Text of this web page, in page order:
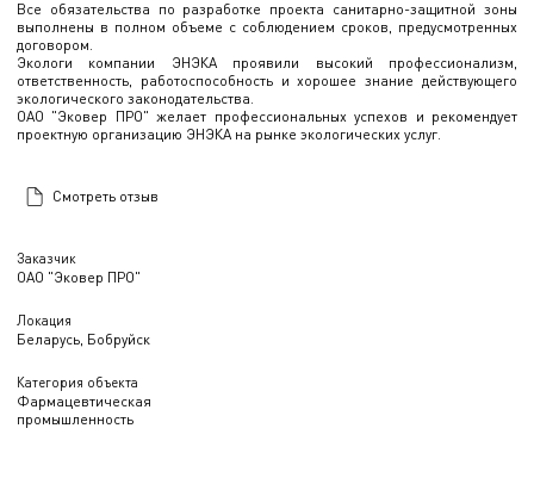
Заказчик
ОАО "Эковер ПРО"
Локация
Беларусь, Бобруйск
Категория объекта
Фармацевтическая
промышленность
Все обязательства по разработке проекта санитарно-защитной зоны
выполнены в полном объеме с соблюдением сроков, предусмотренных
договором.
Экологи компании ЭНЭКА проявили высокий профессионализм,
ответственность, работоспособность и хорошее знание действующего
экологического законодательства.
ОАО "Эковер ПРО" желает профессиональных успехов и рекомендует
проектную организацию ЭНЭКА на рынке экологических услуг.
Смотреть отзыв